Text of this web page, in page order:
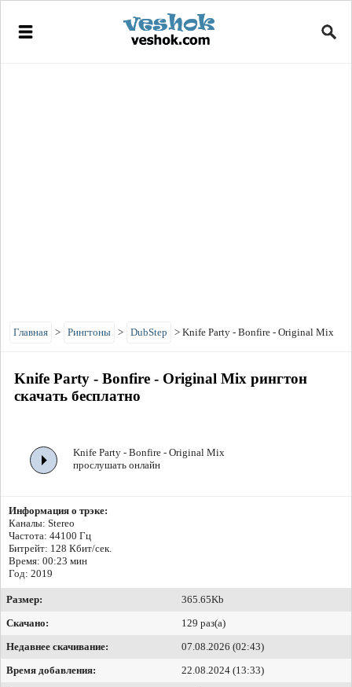
Главная > Рингтоны > DubStep > Knife Party - Bonfire - Original Mix
Knife Party - Bonfire - Original Mix рингтон
скачать бесплатно
Knife Party - Bonfire - Original Mix
прослушать онлайн
Информация о трэке:
Каналы: Stereo
Частота: 44100 Гц
Битрейт: 128 Кбит/сек.
Время: 00:23 мин
Год: 2019
Размер:
365.65Kb
Скачано:
129 раз(а)
Недавнее скачивание:
07.08.2026 (02:43)
Время добавления:
22.08.2024 (13:33)